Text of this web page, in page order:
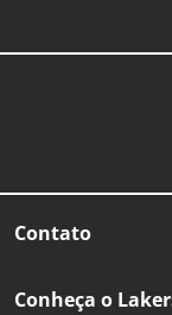
Contato
Conheça o